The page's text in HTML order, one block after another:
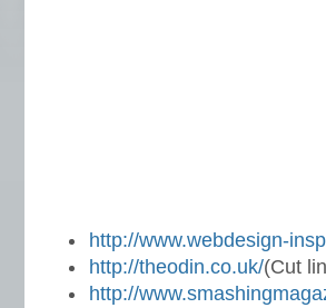
http://www.webdesign-
http://theodin.co.uk/(Cut
http://